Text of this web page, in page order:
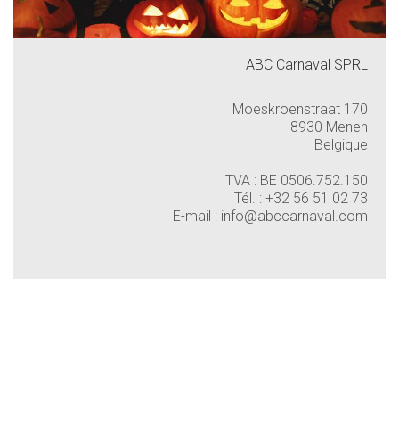
ABC Carnaval SPRL
Moeskroenstraat 170
8930 Menen
Belgique
TVA : BE 0506.752.150
Tél. : +32 56 51 02 73
E-mail : info@abccarnaval.com